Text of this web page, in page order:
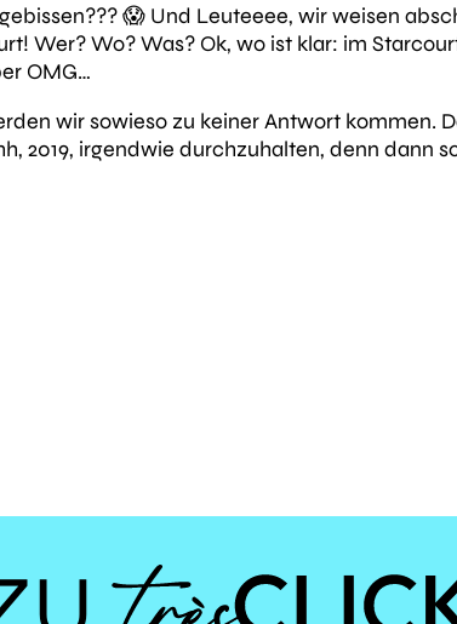
😱 Und Leuteeee, wir weisen
! Wer? Wo? Was? Ok, wo ist klar: im
OMG…
wir sowieso zu keiner Antwort kommen.
2019, irgendwie durchzuhalten, denn dann